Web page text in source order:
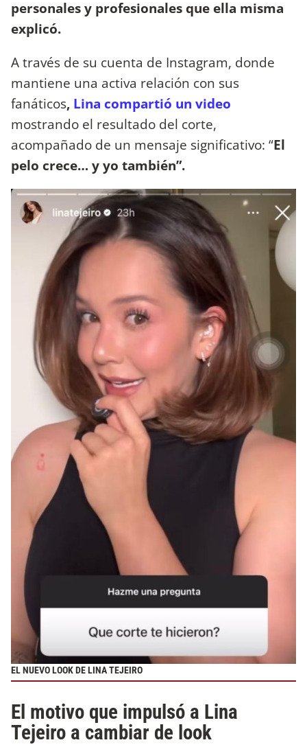
personales y profesionales que ella misma
explicó.
A través de su cuenta de Instagram, donde
mantiene una activa relación con sus
fanáticos, Lina compartió un video
mostrando el resultado del corte,
acompañado de un mensaje significativo: “El
pelo crece… y yo también”.
EL NUEVO LOOK DE LINA TEJEIRO
El motivo que impulsó a Lina
Tejeiro a cambiar de look